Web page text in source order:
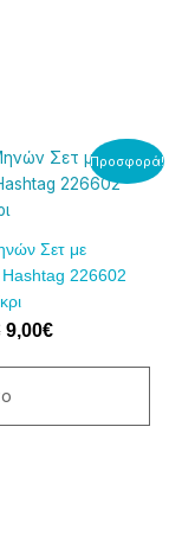
Προσφορά!
Σετ με
Hashtag 226602
Original
price
was:
9,00€
Η
τρέχουσα
9,00€.